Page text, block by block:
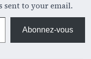
sent to your email.
Abonnez-vous